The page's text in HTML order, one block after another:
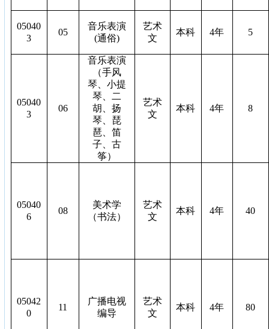
05040
3
05
音乐表演
(通俗)
艺术
文
本科 4年 5
05040
3
06
音乐表演
（手风
琴、小提
琴、二
胡、扬
琴、琵
琶、笛
子、古
筝）
艺术
文
本科 4年 8
05040
6
08
美术学
（书法）
艺术
文
本科 4年 40
05042
0
11
广播电视
编导
艺术
文
本科 4年 80